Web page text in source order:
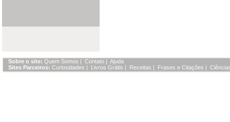
Sobre o site: Quem Somos | Contato | Ajuda
Sites Parceiros: Curiosidades | Livros Grátis | Receitas | Frases e Citações |